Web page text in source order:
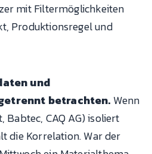
mit Filtermöglichkeiten
Produktionsregel und
und
betrachten. Wenn
Babtec, CAQ AG) isoliert
die Korrelation. War der